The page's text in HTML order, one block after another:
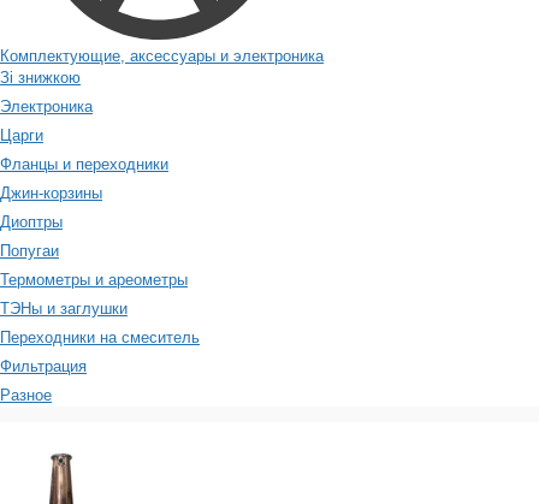
Комплектующие, аксессуары и электроника
Зі знижкою
Электроника
Царги
Фланцы и переходники
Джин-корзины
Диоптры
Попугаи
Термометры и ареометры
ТЭНы и заглушки
Переходники на смеситель
Фильтрация
Разное